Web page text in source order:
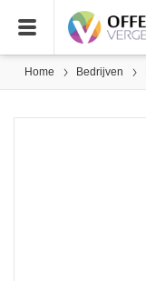
Home Bedrijven